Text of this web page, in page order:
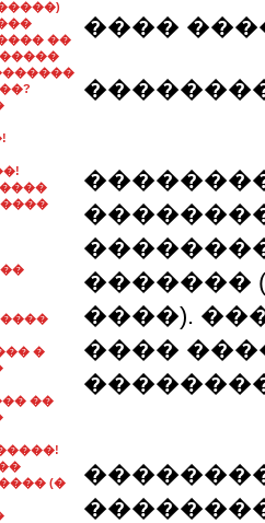
��
�
��
(�
����
�������
����).
����